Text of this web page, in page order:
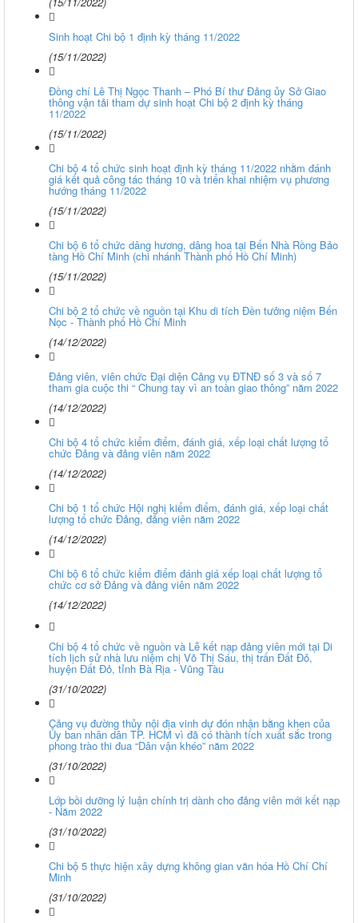
Sinh hoạt Chi bộ 1 định kỳ tháng 11/2022
(15/11/2022)
Đồng chí Lê Thị Ngọc Thanh – Phó Bí thư Đảng ủy Sở Giao
thông vận tải tham dự sinh hoạt Chi bộ 2 định kỳ tháng
11/2022
(15/11/2022)
Chi bộ 4 tổ chức sinh hoạt định kỳ tháng 11/2022 nhằm đánh
giá kết quả công tác tháng 10 và triển khai nhiệm vụ phương
hướng tháng 11/2022
(15/11/2022)
Chi bộ 6 tổ chức dâng hương, dâng hoa tại Bến Nhà Rồng Bảo
tàng Hồ Chí Minh (chi nhánh Thành phố Hồ Chí Minh)
(15/11/2022)
Chi bộ 2 tổ chức về nguồn tại Khu di tích Đền tưởng niệm Bến
Nọc - Thành phố Hồ Chí Minh
(14/12/2022)
Đảng viên, viên chức Đại diện Cảng vụ ĐTNĐ số 3 và số 7
tham gia cuộc thi “ Chung tay vì an toàn giao thông” năm 2022
(14/12/2022)
Chi bộ 4 tổ chức kiểm điểm, đánh giá, xếp loại chất lượng tổ
chức Đảng và đảng viên năm 2022
(14/12/2022)
Chi bộ 1 tổ chức Hội nghị kiểm điểm, đánh giá, xếp loại chất
lượng tổ chức Đảng, đảng viên năm 2022
(14/12/2022)
Chi bộ 6 tổ chức kiểm điểm đánh giá xếp loại chất lượng tổ
chức cơ sở Đảng và đảng viên năm 2022
(14/12/2022)
Chi bộ 4 tổ chức về nguồn và Lễ kết nạp đảng viên mới tại Di
tích lịch sử nhà lưu niệm chị Võ Thị Sáu, thị trấn Đất Đỏ,
huyện Đất Đỏ, tỉnh Bà Rịa - Vũng Tàu
(31/10/2022)
Cảng vụ đường thủy nội địa vinh dự đón nhận bằng khen của
Ủy ban nhân dân TP. HCM vì đã có thành tích xuất sắc trong
phong trào thi đua “Dân vận khéo” năm 2022
(31/10/2022)
Lớp bồi dưỡng lý luận chính trị dành cho đảng viên mới kết nạp
- Năm 2022
(31/10/2022)
Chi bộ 5 thực hiện xây dựng không gian văn hóa Hồ Chí Chí
Minh
(31/10/2022)